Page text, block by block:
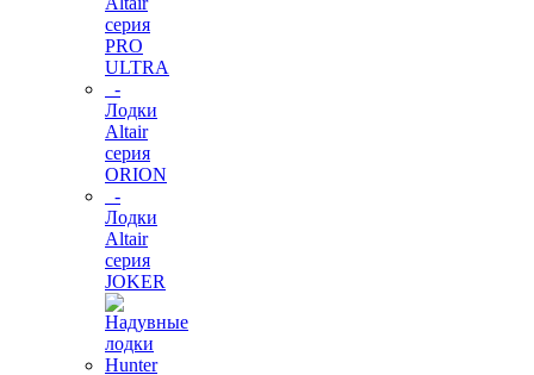
серия
PRO
ULTRA
-
Лодки
Altair
серия
ORION
-
Лодки
Altair
серия
JOKER